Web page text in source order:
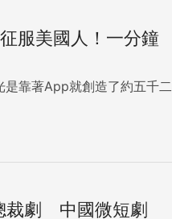
服美國人！一分鐘
是靠著App就創造了約五千二
裁劇 中國微短劇